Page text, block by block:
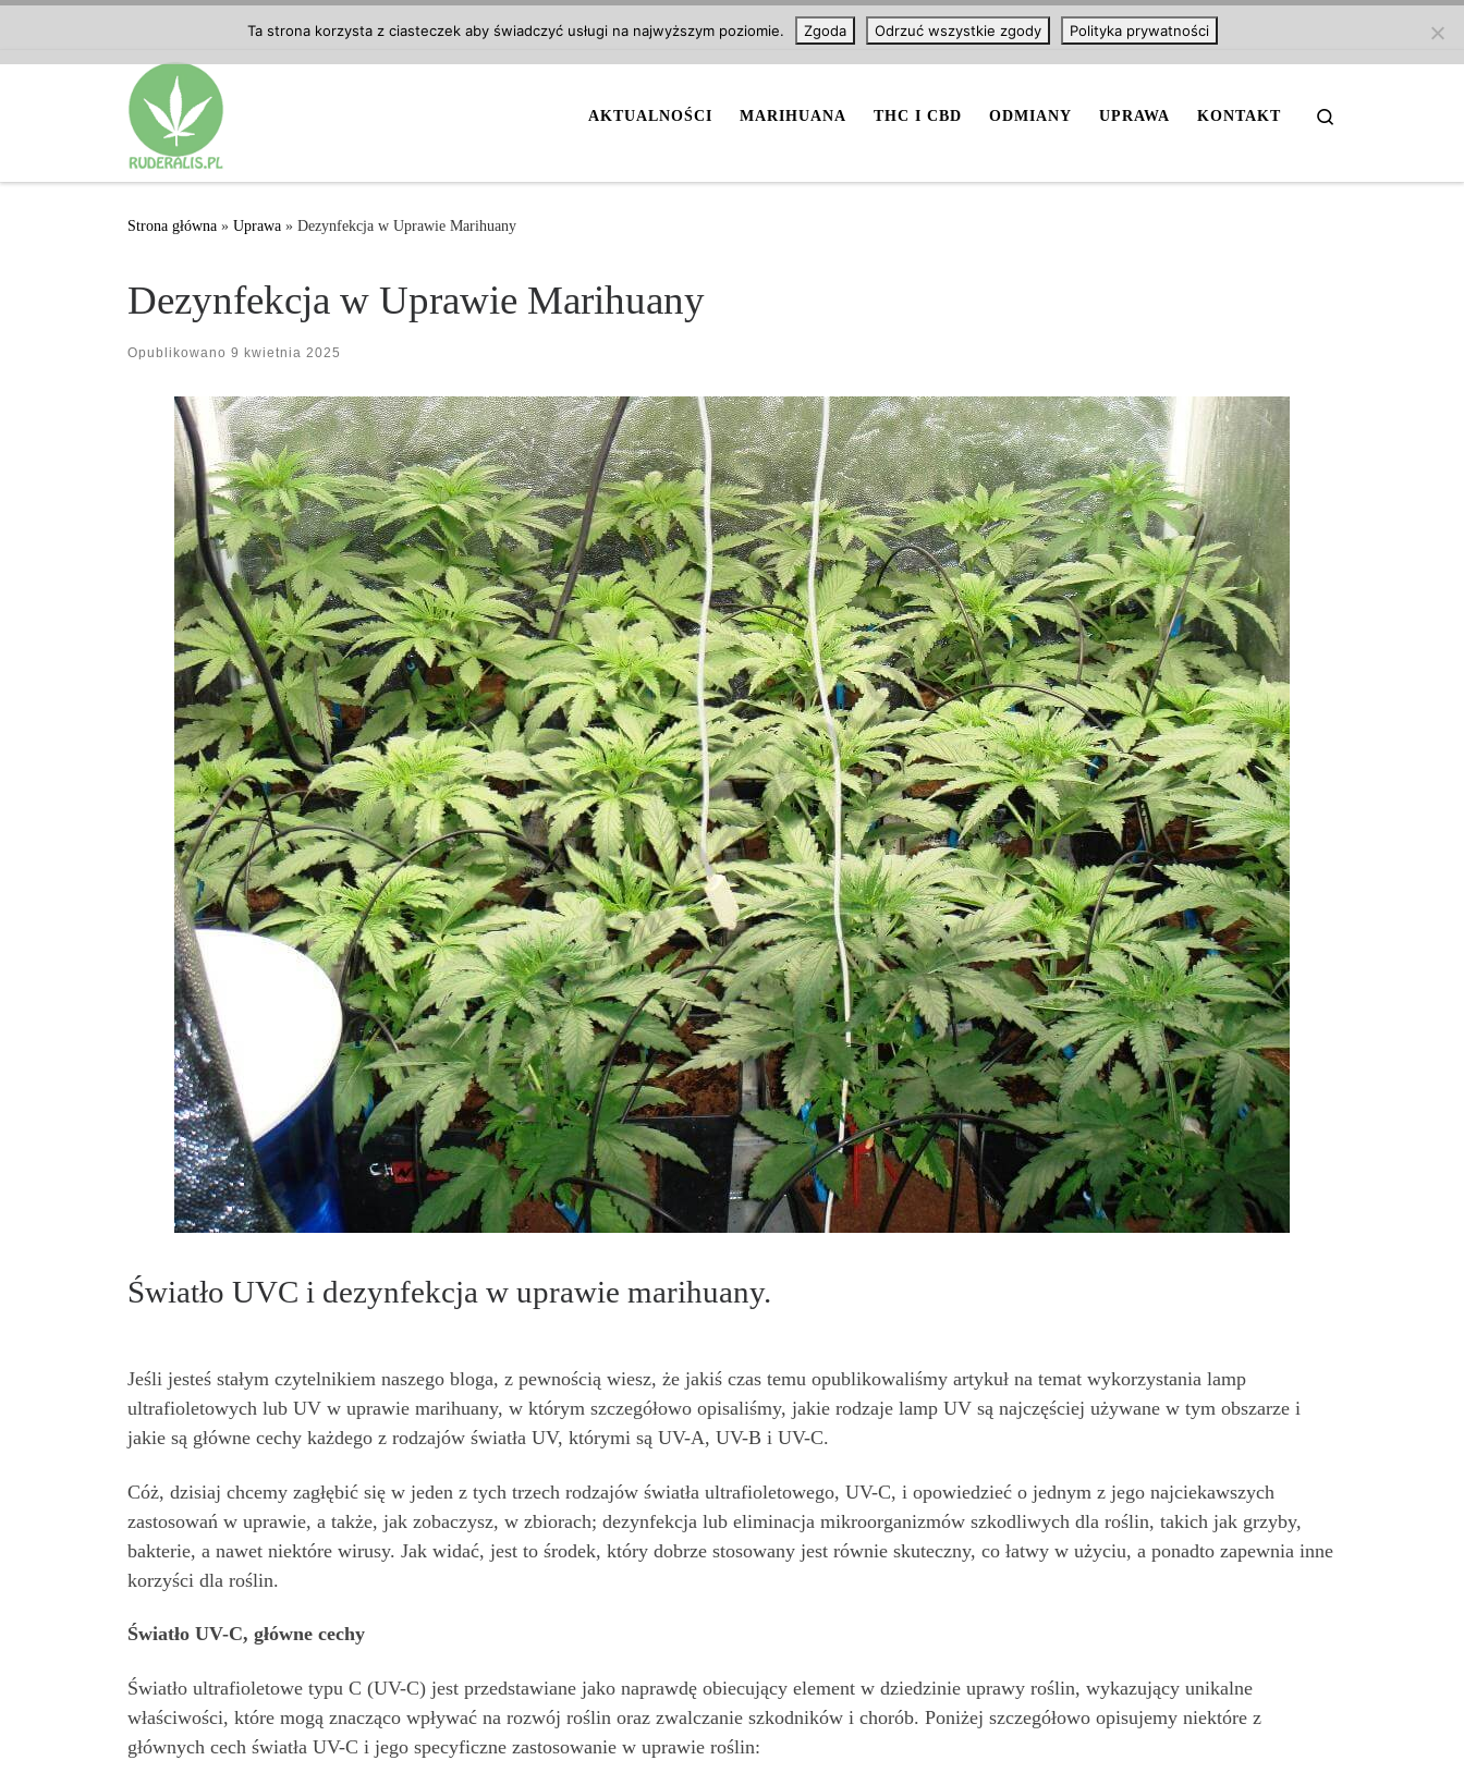
AKTUALNOŚCI MARIHUANA THC I CBD ODMIANY UPRAWA KONTAKT
Strona główna » Uprawa » Dezynfekcja w Uprawie Marihuany
Dezynfekcja w Uprawie Marihuany
Opublikowano 9 kwietnia 2025
Światło UVC i dezynfekcja w uprawie marihuany.
Jeśli jesteś stałym czytelnikiem naszego bloga, z pewnością wiesz, że jakiś czas temu opublikowaliśmy artykuł na temat wykorzystania lamp
ultrafioletowych lub UV w uprawie marihuany, w którym szczegółowo opisaliśmy, jakie rodzaje lamp UV są najczęściej używane w tym obszarze i
jakie są główne cechy każdego z rodzajów światła UV, którymi są UV-A, UV-B i UV-C.
Cóż, dzisiaj chcemy zagłębić się w jeden z tych trzech rodzajów światła ultrafioletowego, UV-C, i opowiedzieć o jednym z jego najciekawszych
zastosowań w uprawie, a także, jak zobaczysz, w zbiorach; dezynfekcja lub eliminacja mikroorganizmów szkodliwych dla roślin, takich jak grzyby,
bakterie, a nawet niektóre wirusy. Jak widać, jest to środek, który dobrze stosowany jest równie skuteczny, co łatwy w użyciu, a ponadto zapewnia inne
korzyści dla roślin.
Światło UV-C, główne cechy
Światło ultrafioletowe typu C (UV-C) jest przedstawiane jako naprawdę obiecujący element w dziedzinie uprawy roślin, wykazujący unikalne
właściwości, które mogą znacząco wpływać na rozwój roślin oraz zwalczanie szkodników i chorób. Poniżej szczegółowo opisujemy niektóre z
głównych cech światła UV-C i jego specyficzne zastosowanie w uprawie roślin:
Ta strona korzysta z ciasteczek aby świadczyć usługi na najwyższym poziomie. Zgoda Odrzuć wszystkie zgody Polityka prywatności